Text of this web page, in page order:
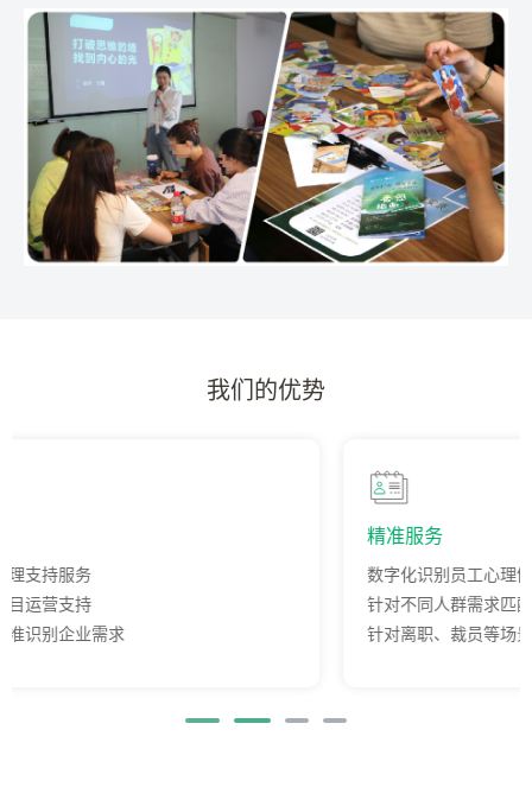
我们的优势
数字化识别员工心理健康需求
针对不同人群需求匹配心理服务
针对离职、裁员等场景提供针对服务